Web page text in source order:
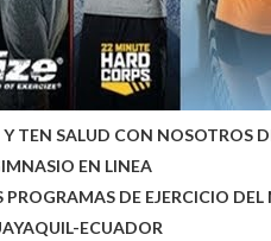
TEN SALUD CON NOSOTROS
EN LINEA
PROGRAMAS DE EJERCICIO
ECUADOR